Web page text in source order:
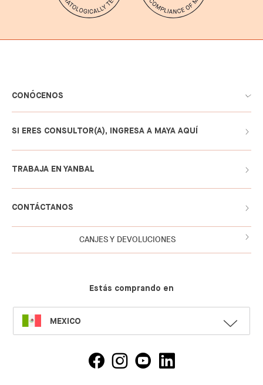
CONÓCENOS
SI ERES CONSULTOR(A), INGRESA A MAYA AQUÍ
TRABAJA EN YANBAL
CONTÁCTANOS
CANJES Y DEVOLUCIONES
Estás comprando en
SELECT
LANGUAGE
MEXICO